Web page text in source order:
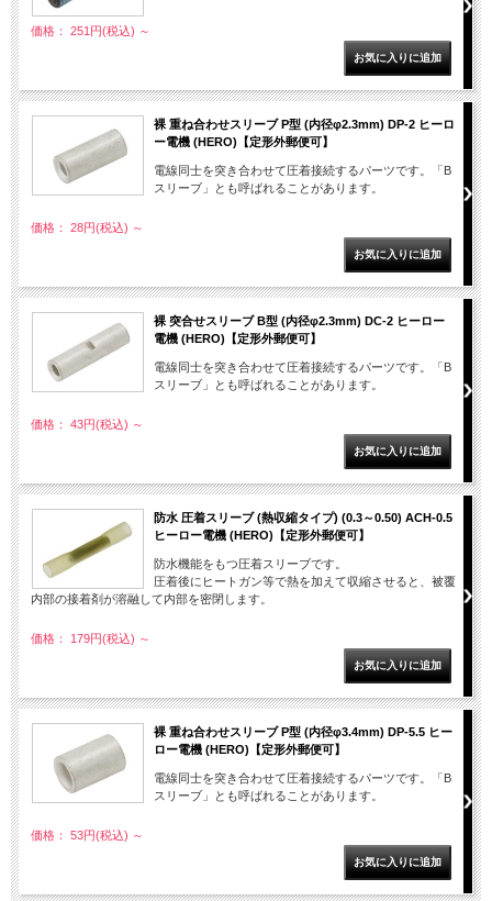
価格： 251円(税込) ～
裸 重ね合わせスリーブ P型 (内径φ2.3mm) DP-2 ヒーロ
ー電機 (HERO)【定形外郵便可】
電線同士を突き合わせて圧着接続するパーツです。「B
スリーブ」とも呼ばれることがあります。
価格： 28円(税込) ～
裸 突合せスリーブ B型 (内径φ2.3mm) DC-2 ヒーロー
電機 (HERO)【定形外郵便可】
電線同士を突き合わせて圧着接続するパーツです。「B
スリーブ」とも呼ばれることがあります。
価格： 43円(税込) ～
防水 圧着スリーブ (熱収縮タイプ) (0.3～0.50) ACH-0.5
ヒーロー電機 (HERO)【定形外郵便可】
防水機能をもつ圧着スリーブです。
圧着後にヒートガン等で熱を加えて収縮させると、被覆
内部の接着剤が溶融して内部を密閉します。
価格： 179円(税込) ～
裸 重ね合わせスリーブ P型 (内径φ3.4mm) DP-5.5 ヒー
ロー電機 (HERO)【定形外郵便可】
電線同士を突き合わせて圧着接続するパーツです。「B
スリーブ」とも呼ばれることがあります。
価格： 53円(税込) ～